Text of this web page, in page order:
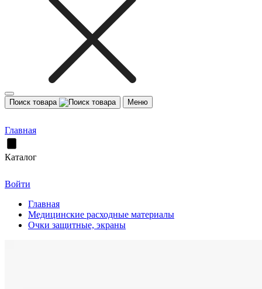
Поиск товара Меню
Главная
Каталог
Войти
Главная
Медицинские расходные материалы
Очки защитные, экраны